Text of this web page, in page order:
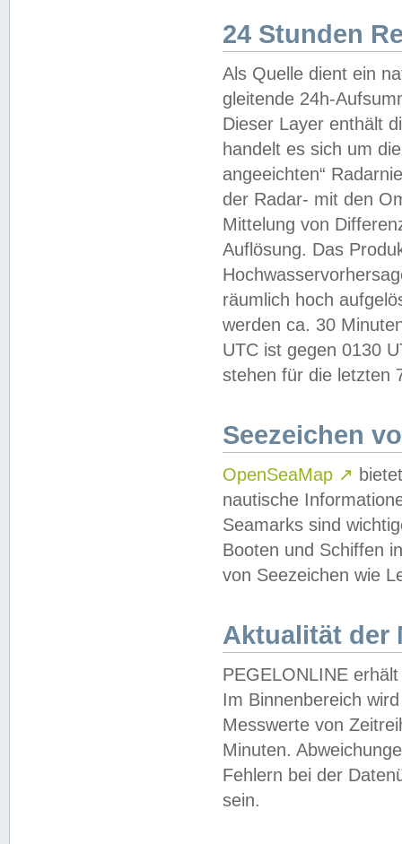
24 Stunden
Als Quelle dient ein
gleitende 24h-
Dieser Layer enthält
handelt es sich um
angeeichten“
der Radar- mit den
Mittelung von
Auflösung. Das
räumlich hoch
werden ca. 30
UTC ist gegen 0130
stehen für die letzten
Seezeichen
OpenSeaMap ↗
nautische
Seamarks sind
Booten und Schiffen
von Seezeichen wie
Aktualität der
PEGELONLINE
Im Binnenbereich
Messwerte von
Minuten.
Fehlern bei der
sein.